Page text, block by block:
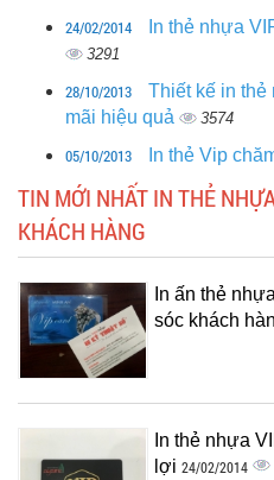
24/02/2014 In thẻ nhựa
3291
28/10/2013
Thiết kế in thẻ
mãi hiệu quả
3574
05/10/2013 In thẻ Vip
TIN MỚI NHẤT IN THẺ
KHÁCH HÀNG
In ấn thẻ
sóc khách
In thẻ nhựa
lợi 24/02/2014